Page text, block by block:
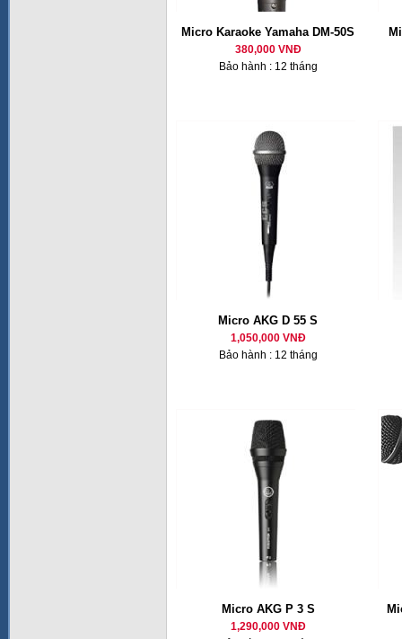
Micro Karaoke Yamaha DM-50S
380,000 VNĐ
Bảo hành : 12 tháng
Micro AKG D 55 S
1,050,000 VNĐ
Bảo hành : 12 tháng
Micro AKG P 3 S
1,290,000 VNĐ